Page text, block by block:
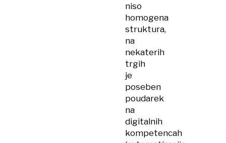
niso
homogena
struktura,
na
nekaterih
trgih
je
poseben
poudarek
na
digitalnih
kompetencah